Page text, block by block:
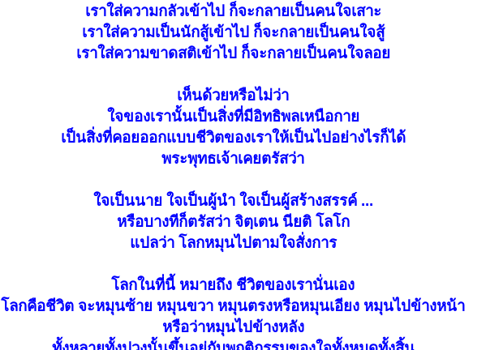
เราใส่ความกลัวเข้าไป ก็จะกลายเป็นคนใจเสาะ
เราใส่ความเป็นนักสู้เข้าไป ก็จะกลายเป็นคนใจสู้
เราใส่ความขาดสติเข้าไป ก็จะกลายเป็นคนใจลอย
เห็นด้วยหรือไม่ว่า
ใจของเรานั้นเป็นสิ่งที่มีอิทธิพลเหนือกาย
เป็นสิ่งที่คอยออกแบบชีวิตของเราให้เป็นไปอย่างไรก็ได้
พระพุทธเจ้าเคยตรัสว่า
ใจเป็นนาย ใจเป็นผู้นำ ใจเป็นผู้สร้างสรรค์ ...
หรือบางทีก็ตรัสว่า จิตฺเตน นียติ โลโก
แปลว่า โลกหมุนไปตามใจสั่งการ
โลกในที่นี้ หมายถึง ชีวิตของเรานั่นเอง
โลกคือชีวิต จะหมุนซ้าย หมุนขวา หมุนตรงหรือหมุนเอียง หมุนไปข้างหน้า
หรือว่าหมุนไปข้างหลัง